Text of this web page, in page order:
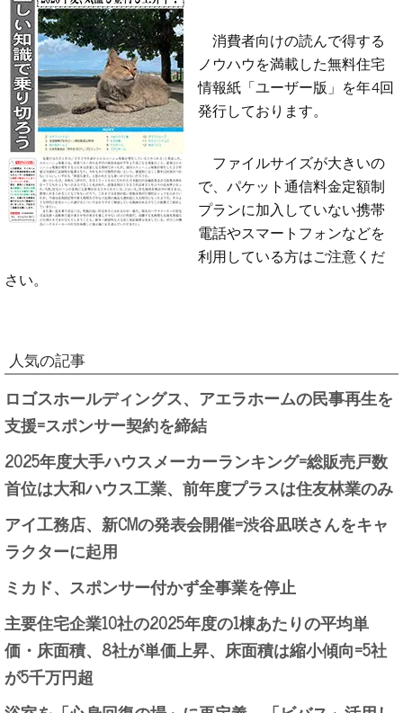
消費者向けの読んで得する
ノウハウを満載した無料住宅
情報紙「ユーザー版」を年4回
発行しております。
ファイルサイズが大きいの
で、パケット通信料金定額制
プランに加入していない携帯
電話やスマートフォンなどを
利用している方はご注意くだ
さい。
人気の記事
ロゴスホールディングス、アエラホームの民事再生を
支援=スポンサー契約を締結
2025年度大手ハウスメーカーランキング=総販売戸数
首位は大和ハウス工業、前年度プラスは住友林業のみ
アイ工務店、新CMの発表会開催=渋谷凪咲さんをキャ
ラクターに起用
ミカド、スポンサー付かず全事業を停止
主要住宅企業10社の2025年度の1棟あたりの平均単
価・床面積、8社が単価上昇、床面積は縮小傾向=5社
が5千万円超